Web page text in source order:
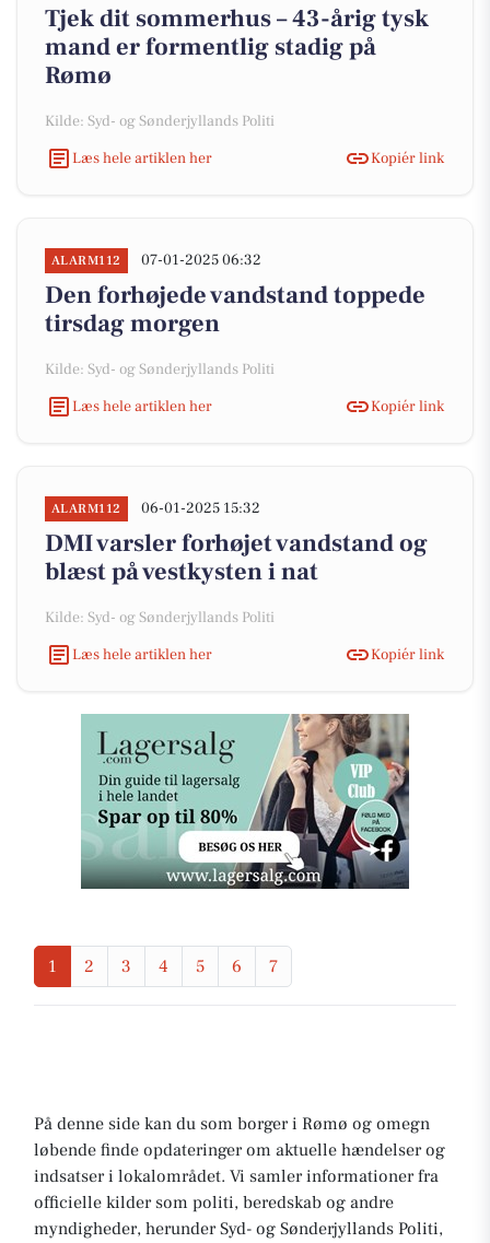
Tjek dit sommerhus – 43-årig tysk
mand er formentlig stadig på
Rømø
Kilde: Syd- og Sønderjyllands Politi
Læs hele artiklen her
Kopiér link
ALARM112 07-01-2025 06:32
Den forhøjede vandstand toppede
tirsdag morgen
Kilde: Syd- og Sønderjyllands Politi
Læs hele artiklen her
Kopiér link
ALARM112 06-01-2025 15:32
DMI varsler forhøjet vandstand og
blæst på vestkysten i nat
Kilde: Syd- og Sønderjyllands Politi
Læs hele artiklen her
Kopiér link
1 2 3 4 5 6 7
På denne side kan du som borger i Rømø og omegn
løbende finde opdateringer om aktuelle hændelser og
indsatser i lokalområdet. Vi samler informationer fra
officielle kilder som politi, beredskab og andre
myndigheder, herunder Syd- og Sønderjyllands Politi,